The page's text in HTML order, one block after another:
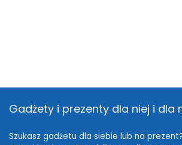
Gadżety i prezenty dla niej i dla
Szukasz gadżetu dla siebie lub na